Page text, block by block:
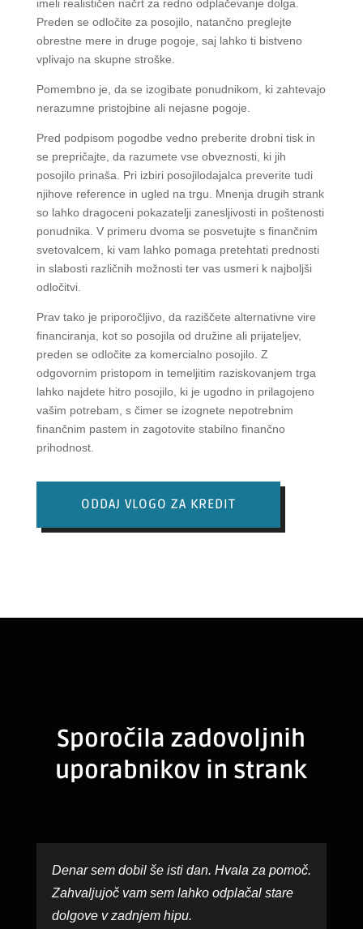
imeli realističen načrt za redno odplačevanje dolga.
Preden se odločite za posojilo, natančno preglejte
obrestne mere in druge pogoje, saj lahko ti bistveno
vplivajo na skupne stroške.
Pomembno je, da se izogibate ponudnikom, ki zahtevajo
nerazumne pristojbine ali nejasne pogoje.
Pred podpisom pogodbe vedno preberite drobni tisk in
se prepričajte, da razumete vse obveznosti, ki jih
posojilo prinaša. Pri izbiri posojilodajalca preverite tudi
njihove reference in ugled na trgu. Mnenja drugih strank
so lahko dragoceni pokazatelji zanesljivosti in poštenosti
ponudnika. V primeru dvoma se posvetujte s finančnim
svetovalcem, ki vam lahko pomaga pretehtati prednosti
in slabosti različnih možnosti ter vas usmeri k najboljši
odločitvi.
Prav tako je priporočljivo, da raziščete alternativne vire
financiranja, kot so posojila od družine ali prijateljev,
preden se odločite za komercialno posojilo. Z
odgovornim pristopom in temeljitim raziskovanjem trga
lahko najdete hitro posojilo, ki je ugodno in prilagojeno
vašim potrebam, s čimer se izognete nepotrebnim
finančnim pastem in zagotovite stabilno finančno
prihodnost.
ODDAJ VLOGO ZA KREDIT
Sporočila zadovoljnih
uporabnikov in strank
Denar sem dobil še isti dan. Hvala za pomoč.
Zahvaljujoč vam sem lahko odplačal stare
dolgove v zadnjem hipu.